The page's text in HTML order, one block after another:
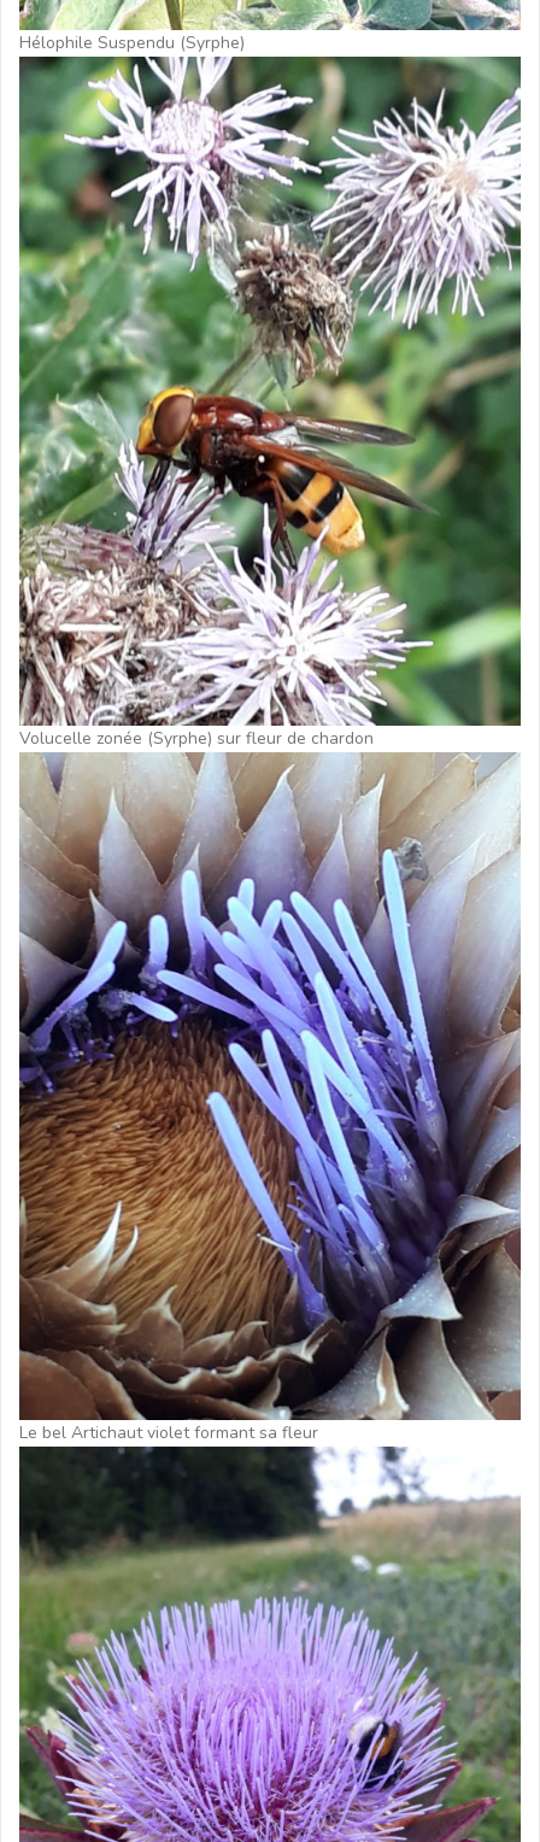
Hélophile Suspendu (Syrphe)
Volucelle zonée (Syrphe) sur fleur de chardon
Le bel Artichaut violet formant sa fleur